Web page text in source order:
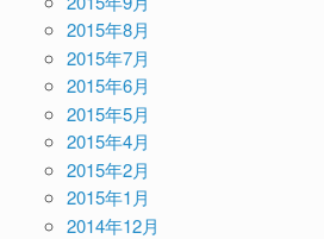
2015年8月
2015年7月
2015年6月
2015年5月
2015年4月
2015年2月
2015年1月
2014年12月